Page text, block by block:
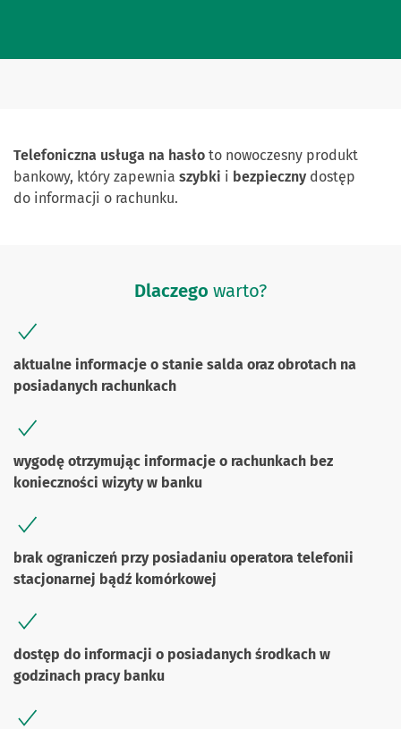
Telefoniczna usługa na hasło to nowoczesny produkt
bankowy, który zapewnia szybki i bezpieczny dostęp
do informacji o rachunku.
Dlaczego warto?
aktualne informacje o stanie salda oraz obrotach na
posiadanych rachunkach
wygodę otrzymując informacje o rachunkach bez
konieczności wizyty w banku
brak ograniczeń przy posiadaniu operatora telefonii
stacjonarnej bądź komórkowej
dostęp do informacji o posiadanych środkach w
godzinach pracy banku